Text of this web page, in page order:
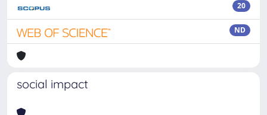
20
ND
social impact